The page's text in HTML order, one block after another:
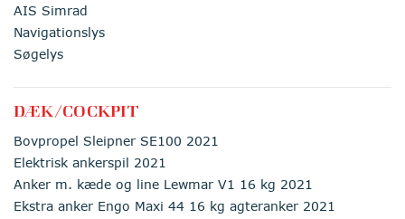
AIS Simrad
Navigationslys
Søgelys
DÆK/COCKPIT
Bovpropel Sleipner SE100 2021
Elektrisk ankerspil 2021
Anker m. kæde og line Lewmar V1 16 kg 2021
Ekstra anker Engo Maxi 44 16 kg agteranker 2021